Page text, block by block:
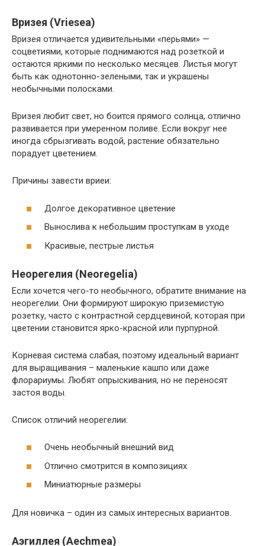
Вризея (Vriesea)
Вризея отличается удивительными «перьями» —
соцветиями, которые поднимаются над розеткой и
остаются яркими по несколько месяцев. Листья могут
быть как однотонно-зелеными, так и украшены
необычными полосками.
Вризея любит свет, но боится прямого солнца, отлично
развивается при умеренном поливе. Если вокруг нее
иногда сбрызгивать водой, растение обязательно
порадует цветением.
Причины завести вриеи:
Долгое декоративное цветение
Вынослива к небольшим проступкам в уходе
Красивые, пестрые листья
Неорегелия (Neoregeliа)
Если хочется чего-то необычного, обратите внимание на
неорегелии. Они формируют широкую приземистую
розетку, часто с контрастной сердцевиной, которая при
цветении становится ярко-красной или пурпурной.
Корневая система слабая, поэтому идеальный вариант
для выращивания – маленькие кашпо или даже
флорариумы. Любят опрыскивания, но не переносят
застоя воды.
Список отличий неорегелии:
Очень необычный внешний вид
Отлично смотрится в композициях
Миниатюрные размеры
Для новичка – один из самых интересных вариантов.
Аэгиллея (Aechmea)